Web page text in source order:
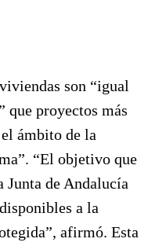
son “igual
que proyectos más
ámbito de la
“El objetivo que
Junta de Andalucía
a la
afirmó. Esta